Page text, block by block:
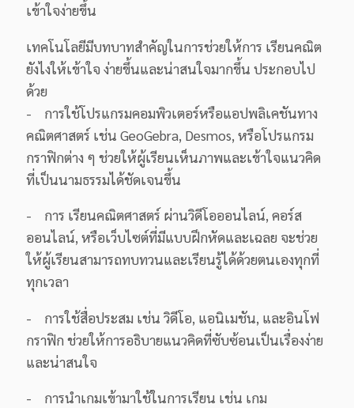
เข้าใจง่ายขึ้น
เทคโนโลยีมีบทบาทสำคัญในการช่วยให้การ เรียนคณิต
ยังไงให้เข้าใจ ง่ายขึ้นและน่าสนใจมากขึ้น ประกอบไป
ด้วย
- การใช้โปรแกรมคอมพิวเตอร์หรือแอปพลิเคชันทาง
คณิตศาสตร์ เช่น GeoGebra, Desmos, หรือโปรแกรม
กราฟิกต่าง ๆ ช่วยให้ผู้เรียนเห็นภาพและเข้าใจแนวคิด
ที่เป็นนามธรรมได้ชัดเจนขึ้น
- การ เรียนคณิตศาสตร์ ผ่านวิดีโอออนไลน์, คอร์ส
ออนไลน์, หรือเว็บไซต์ที่มีแบบฝึกหัดและเฉลย จะช่วย
ให้ผู้เรียนสามารถทบทวนและเรียนรู้ได้ด้วยตนเองทุกที่
ทุกเวลา
- การใช้สื่อประสม เช่น วิดีโอ, แอนิเมชัน, และอินโฟ
กราฟิก ช่วยให้การอธิบายแนวคิดที่ซับซ้อนเป็นเรื่องง่าย
และน่าสนใจ
- การนำเกมเข้ามาใช้ในการเรียน เช่น เกม